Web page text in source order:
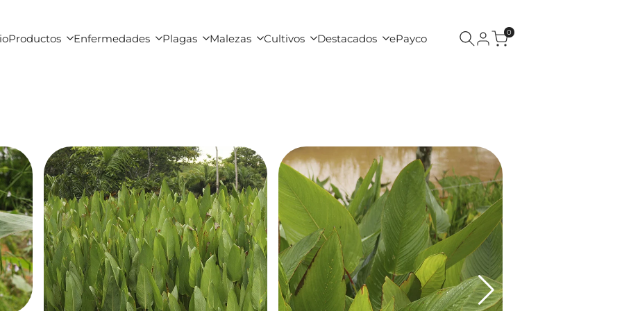
Productos Enfermedades Plagas Malezas Cultivos Destacados ePayco 0